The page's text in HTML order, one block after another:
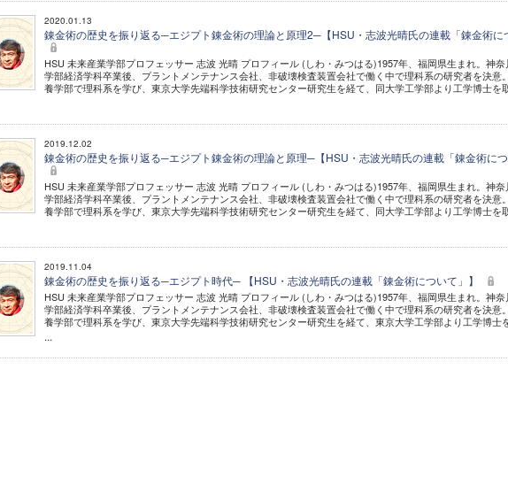
2020.01.13
錬金術の歴史を振り返る─エジプト錬金術の理論と原理2─【HSU・志波光晴氏の連載「錬金術に
HSU 未来産業学部プロフェッサー 志波 光晴 プロフィール (しわ・みつはる)1957年、福岡県生まれ。神
学部経済学科卒業後、プラントメンテナンス会社、非破壊検査装置会社で働く中で理科系の研究者を決意
養学部で理科系を学び、東京大学先端科学技術研究センター研究生を経て、同大学工学部より工学博士を
2019.12.02
錬金術の歴史を振り返る─エジプト錬金術の理論と原理─【HSU・志波光晴氏の連載「錬金術につ
HSU 未来産業学部プロフェッサー 志波 光晴 プロフィール (しわ・みつはる)1957年、福岡県生まれ。神
学部経済学科卒業後、プラントメンテナンス会社、非破壊検査装置会社で働く中で理科系の研究者を決意
養学部で理科系を学び、東京大学先端科学技術研究センター研究生を経て、同大学工学部より工学博士を
2019.11.04
錬金術の歴史を振り返る─エジプト時代─ 【HSU・志波光晴氏の連載「錬金術について」】
HSU 未来産業学部プロフェッサー 志波 光晴 プロフィール (しわ・みつはる)1957年、福岡県生まれ。神
学部経済学科卒業後、プラントメンテナンス会社、非破壊検査装置会社で働く中で理科系の研究者を決意
養学部で理科系を学び、東京大学先端科学技術研究センター研究生を経て、東京大学工学部より工学博士を
...